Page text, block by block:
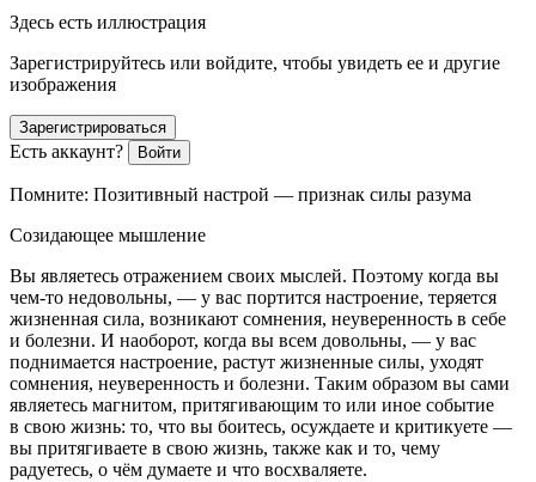
Здесь есть иллюстрация
Зарегистрируйтесь или войдите, чтобы увидеть ее и другие
изображения
Зарегистрироваться
Есть аккаунт? Войти
Помните: Позитивный настрой — признак силы разума
Созидающее мышление
Вы являетесь отражением своих мыслей. Поэтому когда вы
чем-то недовольны, — у вас портится настроение, теряется
жизненная сила, возникают сомнения, неуверенность в себе
и болезни. И наоборот, когда вы всем довольны, — у вас
поднимается настроение, растут жизненные силы, уходят
сомнения, неуверенность и болезни. Таким образом вы сами
являетесь магнитом, притягивающим то или иное событие
в свою жизнь: то, что вы боитесь, осуждаете и критикуете —
вы притягиваете в свою жизнь, также как и то, чему
радуетесь, о чём думаете и что восхваляете.